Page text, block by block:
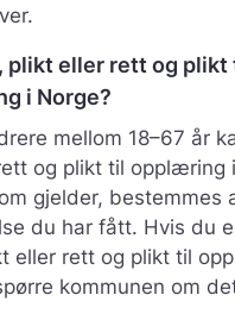
plikt eller rett og plikt
i Norge?
mellom 18–67 år
og plikt til opplæring
gjelder, bestemmes
du har fått. Hvis du
eller rett og plikt til
kommunen om